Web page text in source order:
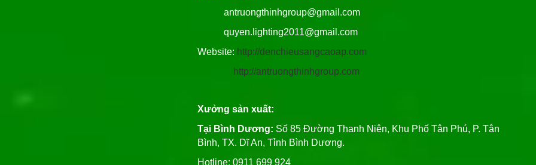
antruongthinhgroup@gmail.com
quyen.lighting2011@gmail.com
Website: http://denchieusangcaoap.com
http://antruongthinhgroup.com
Xưởng sản xuất:
Tại Bình Dương: Số 85 Đường Thanh Niên, Khu Phố Tân Phú, P. Tân
Bình, TX. Dĩ An, Tỉnh Bình Dương.
Hotline: 0911 699 924